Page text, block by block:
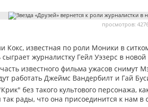
просмотров:
Кокс, известная по роли Моники в
журналистку Гейл Уэзерс в новой
известного фильма ужасов снимут
работать Джеймс Вандербилт и Гай
без такого культового персонажа,
рады, что она присоединится к нам в